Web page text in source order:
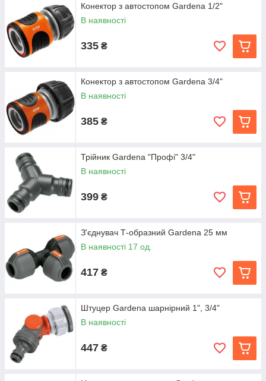
Конектор з автостопом Gardena 1/2"
В наявності
335 ₴
Конектор з автостопом Gardena 3/4"
В наявності
385 ₴
Трійник Gardena "Профі" 3/4"
В наявності
399 ₴
З'єднувач Т-образний Gardena 25 мм
В наявності 17 од.
417 ₴
Штуцер Gardena шарнірний 1", 3/4"
В наявності
447 ₴